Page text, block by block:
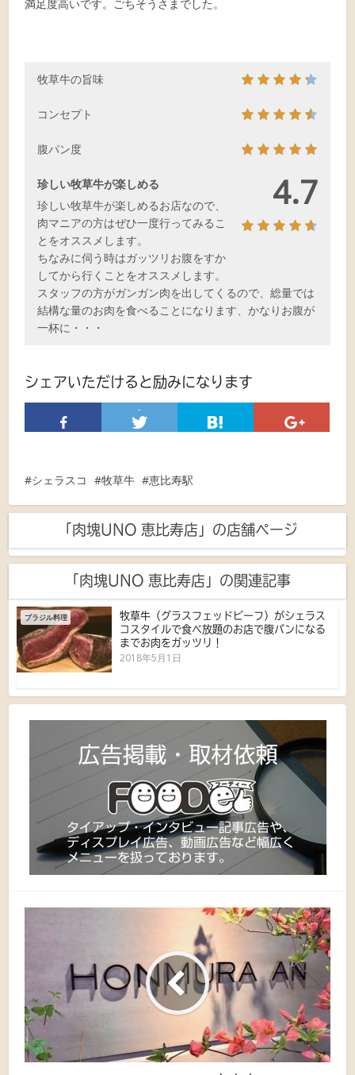
満足度高いです。ごちそうさまでした。
牧草牛の旨味
コンセプト
腹パン度
4.7
珍しい牧草牛が楽しめる
珍しい牧草牛が楽しめるお店なので、
肉マニアの方はぜひ一度行ってみるこ
とをオススメします。
ちなみに伺う時はガッツリお腹をすか
してから行くことをオススメします。
スタッフの方がガンガン肉を出してくるので、総量では
結構な量のお肉を食べることになります、かなりお腹が
一杯に・・・
シェアいただけると励みになります
-
シェラスコ 牧草牛 恵比寿駅
「肉塊UNO 恵比寿店」の店舗ページ
「肉塊UNO 恵比寿店」の関連記事
ブラジル料理
牧草牛（グラスフェッドビーフ）がシェラス
コスタイルで食べ放題のお店で腹パンになる
までお肉をガッツリ！
2018年5月1日